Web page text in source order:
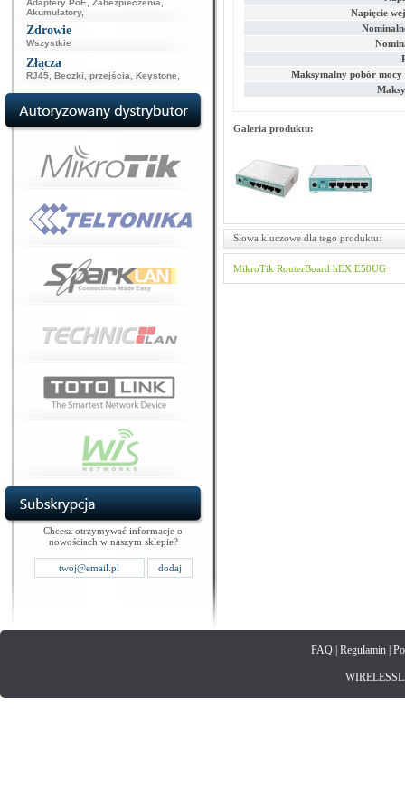
Adaptery PoE Zabezpieczenia
Akumulatory,
Zdrowie
Wszystkie
Złącza
RJ45 Beczki, przejścia Keystone
Chcesz otrzymywać informacje o
nowościach w naszym sklepie?
Napięcie
Maksymalny pobór mocy
Galeria produktu:
Słowa kluczowe dla tego produktu:
MikroTik RouterBoard hEX E50UG
FAQ| Regulamin|